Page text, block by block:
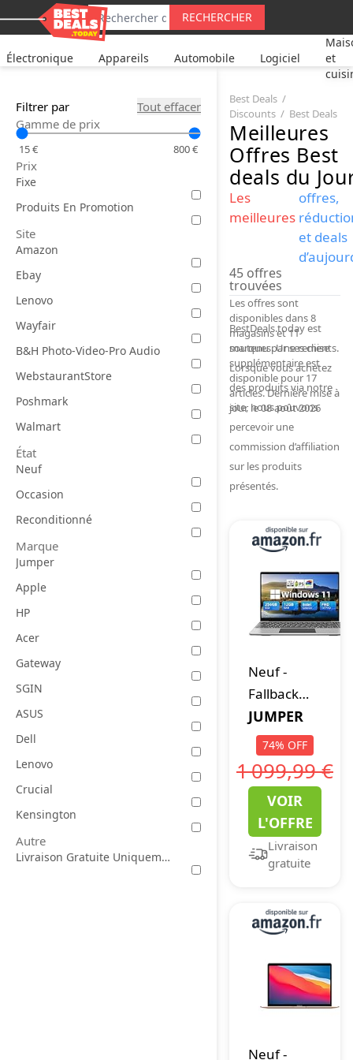
RECHERCHER
Électronique Appareils Automobile Logiciel
et
Filtrer par
Tout effacer
Gamme de prix
15 € 800 €
Prix
Fixe
Produits En Promotion
Site
Amazon
Ebay
Lenovo
Wayfair
B&H Photo-Video-Pro Audio
WebstaurantStore
Poshmark
Walmart
État
Neuf
Occasion
Reconditionné
Marque
Jumper
Apple
HP
Acer
Gateway
SGIN
ASUS
Dell
Lenovo
Crucial
Kensington
Autre
Livraison Gratuite Uniquement
Best Deals
Discounts
Best Deals
Meilleures
Offres Best
deals du
Les
meilleures
offres,
et deals
45 offres
trouvées
Les offres sont
disponibles dans 8
magasins et 11
marques. Une remise
supplémentaire est
disponible pour 17
articles. Dernière mise à
jour le 08 août 2026
BestDeals.today est
soutenu par ses clients.
Lorsque vous achetez
des produits via notre
site, nous pouvons
percevoir une
commission d’affiliation
sur les produits
présentés.
Neuf-
Fallback
jumper
Laptop
12GB DDR4
256GB SSD,
Intel
Celeron
Quad Core
CPU,
Computer
with 14
Inch Full
HD Display,
Windows
Dual
JUMPER
74% OFF
1 099,99 €
VOIR
L'OFFRE
Livraison
gratuite
Neuf-